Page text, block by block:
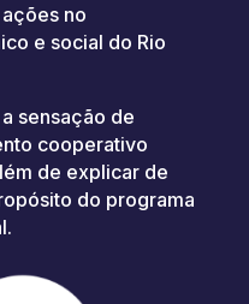
no
e social do Rio
sensação de
cooperativo
de explicar de
do programa